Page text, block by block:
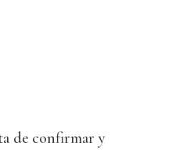
de confirmar y